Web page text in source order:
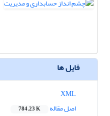
فایل ها
اصل مقاله
784.23 K